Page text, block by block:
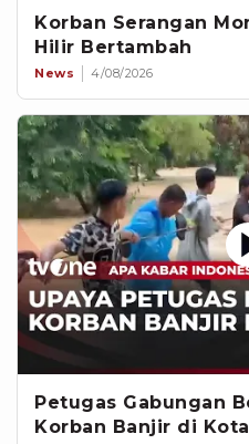
Korban Serangan
Hilir Bertambah
News 4/08/2026
Petugas Gabungan
Korban Banjir di